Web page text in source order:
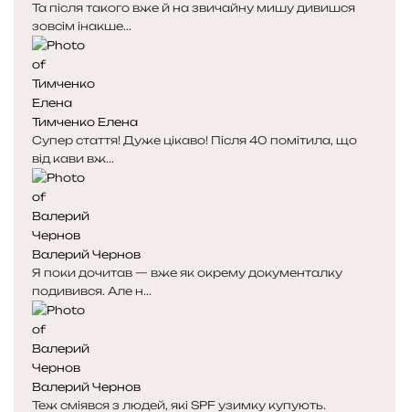
Та після такого вже й на звичайну мишу дивишся
зовсім інакше...
Тимченко Елена
Супер стаття! Дуже цікаво! Після 40 помітила, що
від кави вж...
Валерий Чернов
Я поки дочитав — вже як окрему документалку
подивився. Але н...
Валерий Чернов
Теж сміявся з людей, які SPF узимку купують.